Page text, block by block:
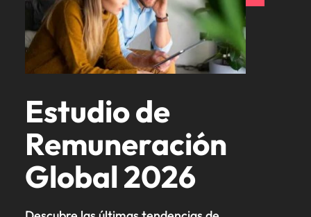
Estudio de
Remuneración
Global 2026